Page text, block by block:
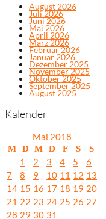
August 2026
Juli 2026
Juni 2026
Mai 2026
April 2026
März 2026
Februar 2026
Januar 2026
Dezember 2025
November 2025
Oktober 2025
September 2025
August 2025
Kalender
Mai 2018
M D M D F S S
1 2 3 4 5
6
7
8 9 10 11 12 13
14 15 16 17 18 19 20
21 22 23 24 25 26 27
28 29 30 31